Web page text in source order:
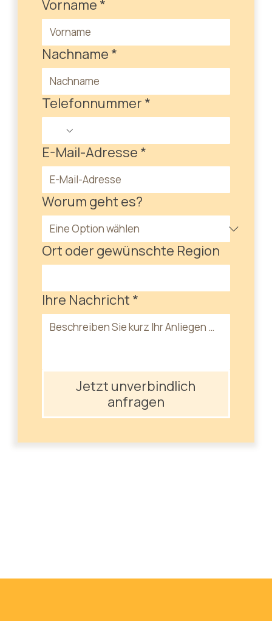
Vorname *
Nachname *
Telefonnummer *
E-Mail-Adresse *
Worum geht es?
Ort oder gewünschte Region
Ihre Nachricht *
Jetzt unverbindlich
anfragen